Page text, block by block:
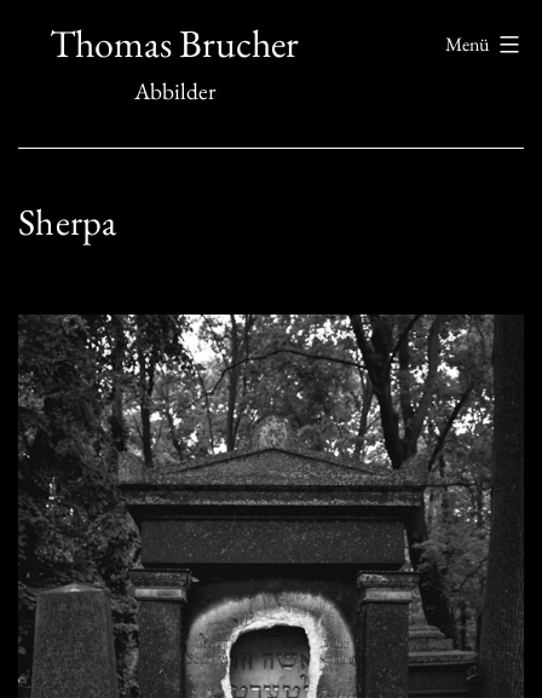
InhaltThomas Brucher
Abbilder
Menü
Sherpa